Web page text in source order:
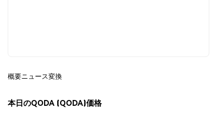
概要ニュース変換
本日のQODA (QODA)価格